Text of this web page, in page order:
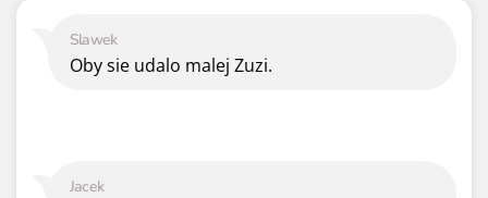
Jacek
Slawek
Oby sie udalo malej Zuzi.